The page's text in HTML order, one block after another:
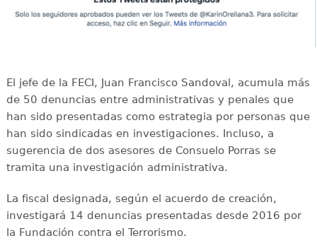
El jefe de la FECI, Juan Francisco Sandoval, acumula más
de 50 denuncias entre administrativas y penales que
han sido presentadas como estrategia por personas que
han sido sindicadas en investigaciones. Incluso, a
sugerencia de dos asesores de Consuelo Porras se
tramita una investigación administrativa.
La fiscal designada, según el acuerdo de creación,
investigará 14 denuncias presentadas desde 2016 por
la Fundación contra el Terrorismo.